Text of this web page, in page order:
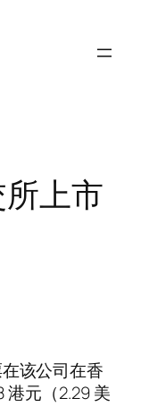
上市
该公司在香
港元（2.29 美